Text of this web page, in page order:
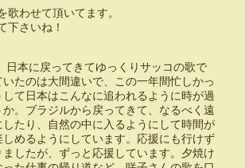
歌わせて頂いてます。
下さいね！
日本に戻ってきてゆっくりサッコの歌で
たのは大間違いで、この一年間忙しかっ
て日本はこんなに追われるように時が過
。ブラジルから戻ってきて、なるべく遠
たり、自然の中に入るようにして時間が
めるようにしています。応援にも行けず
したが、ずっと応援しています。夕焼け